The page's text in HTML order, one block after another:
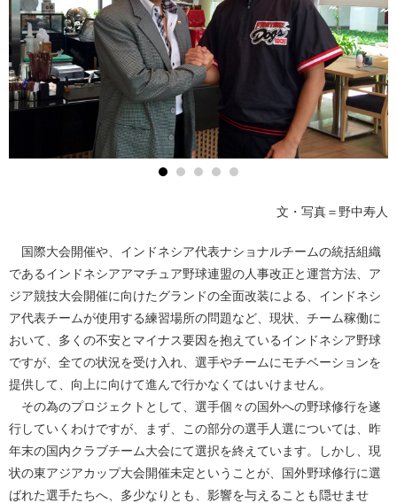
文・写真＝野中寿人
国際大会開催や、インドネシア代表ナショナルチームの統括組織
であるインドネシアアマチュア野球連盟の人事改正と運営方法、ア
ジア競技大会開催に向けたグランドの全面改装による、インドネシ
ア代表チームが使用する練習場所の問題など、現状、チーム稼働に
おいて、多くの不安とマイナス要因を抱えているインドネシア野球
ですが、全ての状況を受け入れ、選手やチームにモチベーションを
提供して、向上に向けて進んで行かなくてはいけません。
その為のプロジェクトとして、選手個々の国外への野球修行を遂
行していくわけですが、まず、この部分の選手人選については、昨
年末の国内クラブチーム大会にて選択を終えています。しかし、現
状の東アジアカップ大会開催未定ということが、国外野球修行に選
ばれた選手たちへ、多少なりとも、影響を与えることも隠せませ